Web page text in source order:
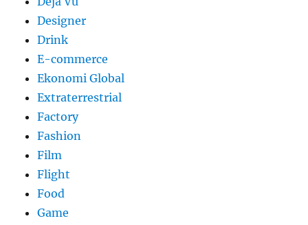
Designer
Drink
E-commerce
Ekonomi Global
Extraterrestrial
Factory
Fashion
Film
Flight
Food
Game